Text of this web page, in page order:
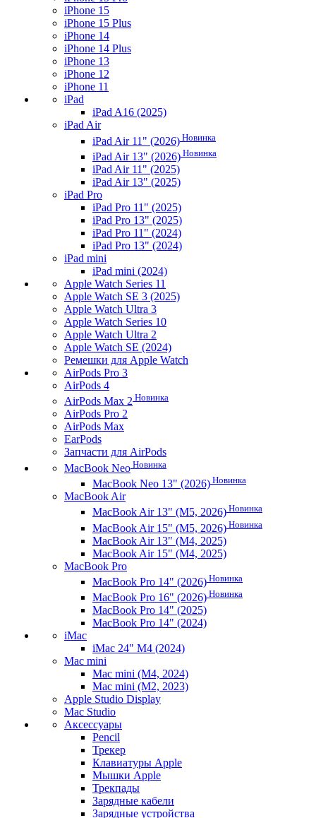
iPhone 15
iPhone 15 Plus
iPhone 14
iPhone 14 Plus
iPhone 13
iPhone 12
iPhone 11
iPad
iPad A16 (2025)
iPad Air
iPad Air 11" (2026) Новинка
iPad Air 13" (2026) Новинка
iPad Air 11" (2025)
iPad Air 13" (2025)
iPad Pro
iPad Pro 11" (2025)
iPad Pro 13" (2025)
iPad Pro 11" (2024)
iPad Pro 13" (2024)
iPad mini
iPad mini (2024)
Apple Watch Series 11
Apple Watch SE 3 (2025)
Apple Watch Ultra 3
Apple Watch Series 10
Apple Watch Ultra 2
Apple Watch SE (2024)
Ремешки для Apple Watch
AirPods Pro 3
AirPods 4
AirPods Max 2 Новинка
AirPods Pro 2
AirPods Max
EarPods
Запчасти для AirPods
MacBook Neo Новинка
MacBook Neo 13" (2026) Новинка
MacBook Air
MacBook Air 13" (M5, 2026) Новинка
MacBook Air 15" (M5, 2026) Новинка
MacBook Air 13" (M4, 2025)
MacBook Air 15" (M4, 2025)
MacBook Pro
MacBook Pro 14" (2026) Новинка
MacBook Pro 16" (2026) Новинка
MacBook Pro 14" (2025)
MacBook Pro 14" (2024)
iMac
iMac 24" M4 (2024)
Mac mini
Mac mini (M4, 2024)
Mac mini (M2, 2023)
Apple Studio Display
Mac Studio
Аксессуары
Pencil
Трекер
Клавиатуры Apple
Мышки Apple
Трекпады
Зарядные кабели
Зарядные устройства